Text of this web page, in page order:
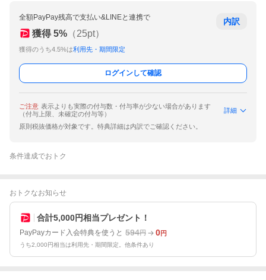
全額PayPay残高で支払い&LINEと連携で
獲得 5% （25pt）
獲得のうち4.5%は利用先・期間限定
内訳
ログインして確認
ご注意 表示よりも実際の付与数・付与率が少ない場合があります
（付与上限、未確定の付与等）
詳細
原則税抜価格が対象です。特典詳細は内訳でご確認ください。
条件達成でおトク
おトクなお知らせ
合計5,000円相当プレゼント！
PayPayカード入会特典を使うと 594円 0円
うち2,000円相当は利用先・期間限定。他条件あり